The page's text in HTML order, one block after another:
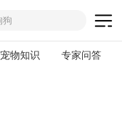
宠物知识 专家问答